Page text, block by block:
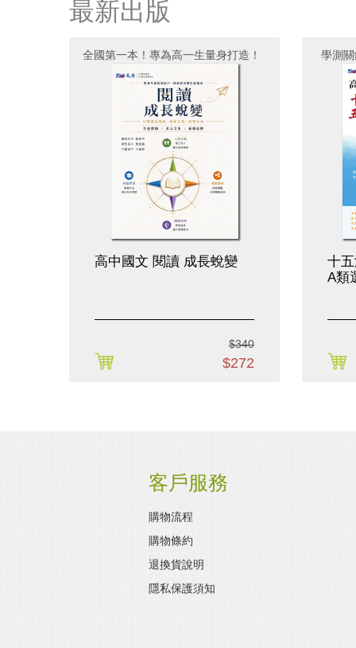
最新出版
全國第一本！專為高一生量身打造！
高中國文 閱讀 成長蛻變
$340
$272
學測
十
A類
客戶服務
購物流程
購物條約
退換貨說明
隱私保護須知